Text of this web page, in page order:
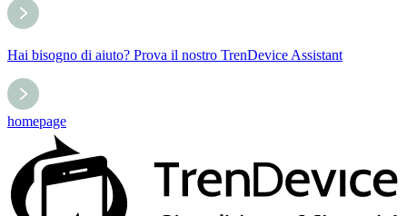
Hai bisogno di aiuto? Prova il nostro TrenDevice Assistant
homepage